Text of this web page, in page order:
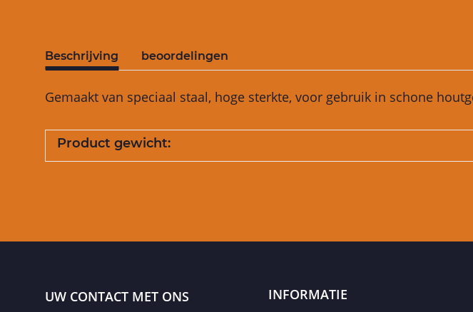
Beschrijving beoordelingen
Gemaakt van speciaal staal, hoge sterkte, voor gebruik in schone
Product gewicht:
UW CONTACT MET ONS INFORMATIE